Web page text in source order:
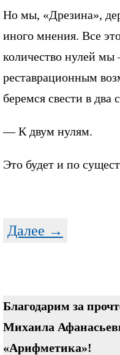
Но мы, «Дрезина»,
иного мнения. Все
количество нулей
реставрационным
беремся свести в два
— К двум нулям.
Это будет и по
Далее →
Благодарим за
Михаила
«Арифметика»!